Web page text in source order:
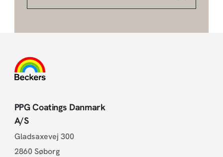
PPG Coatings Danmark
A/S
Gladsaxevej 300
2860 Søborg